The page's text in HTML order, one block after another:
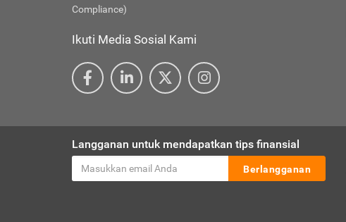
Compliance)
Ikuti Media Sosial Kami
Langganan untuk mendapatkan tips finansial
Berlangganan